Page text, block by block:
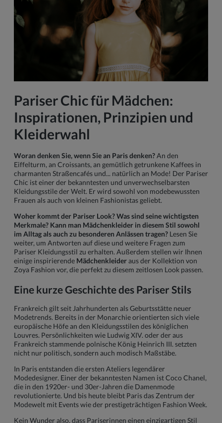
Pariser Chic für Mädchen:
Inspirationen, Prinzipien und
Kleiderwahl
Woran denken Sie, wenn Sie an Paris denken?An den
Eiffelturm, an Croissants, an gemütlich getrunkene Kaffees in
charmanten Straßencafés und... natürlich an Mode! Der Pariser
Chic ist einer der bekanntesten und unverwechselbarsten
Kleidungsstile der Welt. Er wird sowohl von modebewussten
Frauen als auch von kleinen Fashionistas geliebt.
Woher kommt der Pariser Look? Was sind seine wichtigsten
Merkmale? Kann man Mädchenkleider in diesem Stil sowohl
im Alltag als auch zu besonderen Anlässen tragen? Lesen Sie
weiter, um Antworten auf diese und weitere Fragen zum
Pariser Kleidungsstil zu erhalten. Außerdem stellen wir Ihnen
einige inspirierende Mädchenkleideraus der Kollektion von
Zoya Fashion vor, die perfekt zu diesem zeitlosen Look passen.
Eine kurze Geschichte des Pariser Stils
Frankreich gilt seit Jahrhunderten als Geburtsstätte neuer
Modetrends. Bereits in der Monarchie orientierten sich viele
europäische Höfe an den Kleidungsstilen des königlichen
Louvres. Persönlichkeiten wie Ludwig XIV. oder der aus
Frankreich stammende polnische König Heinrich III. setzten
nicht nur politisch, sondern auch modisch Maßstäbe.
In Paris entstanden die ersten Ateliers legendärer
Modedesigner. Einer der bekanntesten Namen ist Coco Chanel,
die in den 1920er- und 30er-Jahren die Damenmode
revolutionierte. Und bis heute bleibt Paris das Zentrum der
Modewelt mit Events wie der prestigeträchtigen Fashion Week.
Kein Wunder also, dass Pariserinnen einen einzigartigen Stil